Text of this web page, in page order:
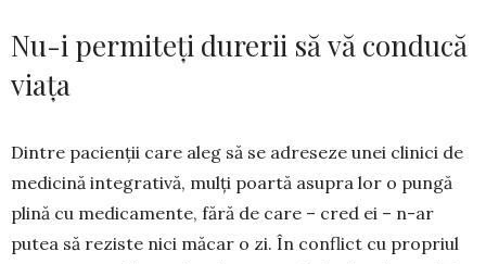
Nu-i permiteți durerii să vă conducă
viața
Dintre pacienții care aleg să se adreseze unei clinici de
medicină integrativă, mulți poartă asupra lor o pungă
plină cu medicamente, fără de care – cred ei – n-ar
putea să reziste nici măcar o zi. În conflict cu propriul